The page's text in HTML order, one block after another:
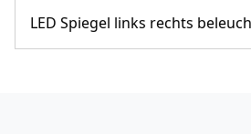
LED Spiegel links rechts